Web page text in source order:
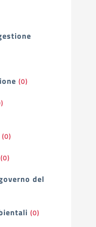
(0)
(0)
(0)
del
(0)